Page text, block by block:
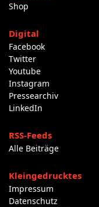
Shop
Digital
Facebook
Twitter
Youtube
Instagram
Pressearchiv
LinkedIn
RSS-Feeds
Alle Beiträge
Kleingedrucktes
Impressum
Datenschutz